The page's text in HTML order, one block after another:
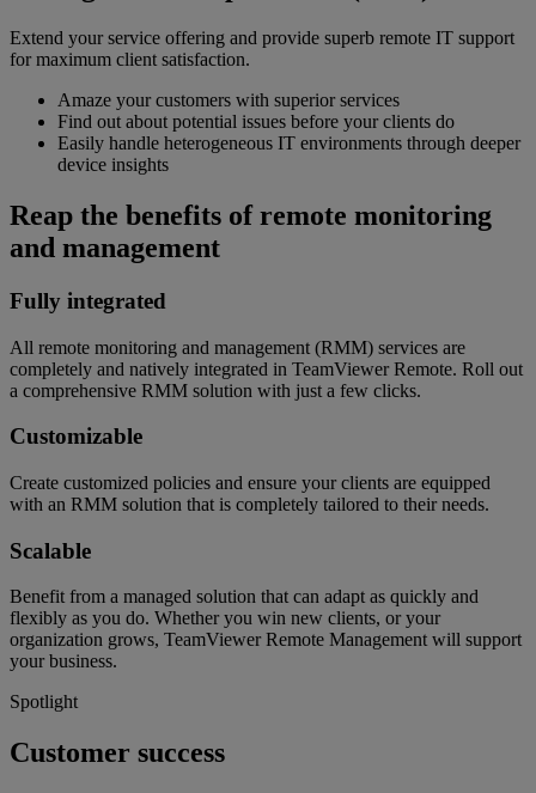
Extend your service offering and provide superb remote IT support
for maximum client satisfaction.
Amaze your customers with superior services
Find out about potential issues before your clients do
Easily handle heterogeneous IT environments through deeper
device insights
Reap the benefits of remote monitoring
and management
Fully integrated
All remote monitoring and management (RMM) services are
completely and natively integrated in TeamViewer Remote. Roll out
a comprehensive RMM solution with just a few clicks.
Customizable
Create customized policies and ensure your clients are equipped
with an RMM solution that is completely tailored to their needs.
Scalable
Benefit from a managed solution that can adapt as quickly and
flexibly as you do. Whether you win new clients, or your
organization grows, TeamViewer Remote Management will support
your business.
Spotlight
Customer success